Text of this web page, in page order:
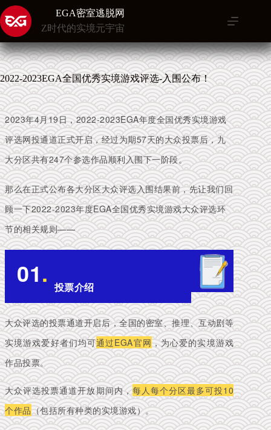
跳
至
内
容
EGA密室逃脱网
Z时代的实境元宇宙
2022-2023EGA全国优秀实境游戏评选-入围公布！
2023年4月19日，2022-2023EGA年度全国优秀实境游戏
评选网投通道正式开启，经过为期57天的大众投票后，九
大分区共有247个参选作品顺利入围下一阶段。
那么在正式公布各大分区大众评选入围结果前，先让我们回
顾一下2022-2023年度EGA全国优秀实境游戏大众评选环
节的相关规则——
01. 投票介绍
大众评选的投票通道开启后，全国的密室、推理、互动剧等
实境游戏爱好者们均可通过EGA官网，为心爱的实境游戏
作品投票。
大众评选投票通道开放期间内，每人每个分区最多可投10
个作品（包括所有种类的实境游戏）。